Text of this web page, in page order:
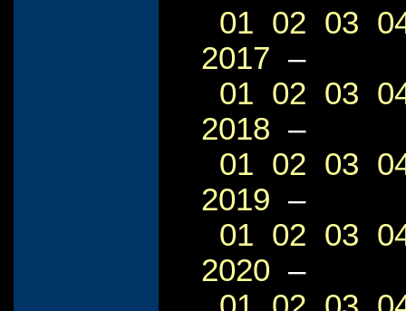
01 02 03
2017 –
01 02 03
2018 –
01 02 03
2019 –
01 02 03
2020 –